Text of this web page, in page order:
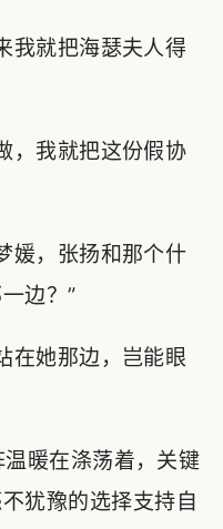
我就把海瑟夫人得
，我就把这份假协
媛，张扬和那个什
边？”
在她那边，岂能眼
暖在涤荡着，关键
犹豫的选择支持自